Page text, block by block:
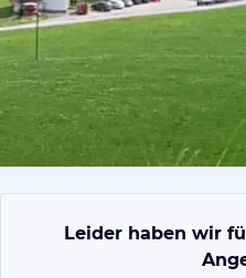
Leider haben wir